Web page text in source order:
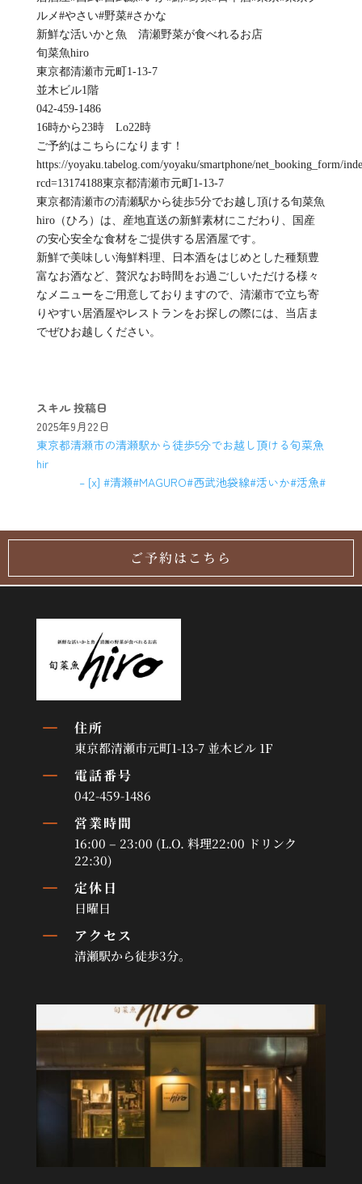
ルメ#やさい#野菜#さかな
新鮮な活いかと魚 清瀬野菜が食べれるお店
旬菜魚hiro
東京都清瀬市元町1-13-7
並木ビル1階
042-459-1486
16時から23時 Lo22時
ご予約はこちらになります！
https://yoyaku.tabelog.com/yoyaku/smartphone/net_booking_form/
rcd=13174188東京都清瀬市元町1-13-7
東京都清瀬市の清瀬駅から徒歩5分でお越し頂ける旬菜魚
hiro（ひろ）は、産地直送の新鮮素材にこだわり、国産
の安心安全な食材をご提供する居酒屋です。
新鮮で美味しい海鮮料理、日本酒をはじめとした種類豊
富なお酒など、贅沢なお時間をお過ごしいただける様々
なメニューをご用意しておりますので、清瀬市で立ち寄
りやすい居酒屋やレストランをお探しの際には、当店ま
でぜひお越しください。
スキル 投稿日
2025年9月22日
東京都清瀬市の清瀬駅から徒歩5分でお越し頂ける旬菜魚
hir
– [x] #清瀬#MAGURO#西武池袋線#活いか#活魚#
ご予約はこちら
K 住所
東京都清瀬市元町1-13-7 並木ビル 1F
K 電話番号
042-459-1486
K 営業時間
16:00 – 23:00 (L.O. 料理22:00 ドリンク
22:30)
K 定休日
日曜日
K アクセス
清瀬駅から徒歩3分。